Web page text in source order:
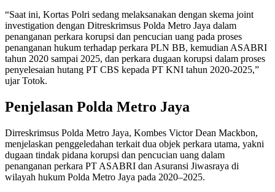
“Saat ini, Kortas Polri sedang melaksanakan dengan skema joint
investigation dengan Ditreskrimsus Polda Metro Jaya dalam
penanganan perkara korupsi dan pencucian uang pada proses
penanganan hukum terhadap perkara PLN BB, kemudian ASABRI
tahun 2020 sampai 2025, dan perkara dugaan korupsi dalam proses
penyelesaian hutang PT CBS kepada PT KNI tahun 2020-2025,”
ujar Totok.
Penjelasan Polda Metro Jaya
Dirreskrimsus Polda Metro Jaya, Kombes Victor Dean Mackbon,
menjelaskan penggeledahan terkait dua objek perkara utama, yakni
dugaan tindak pidana korupsi dan pencucian uang dalam
penanganan perkara PT ASABRI dan Asuransi Jiwasraya di
wilayah hukum Polda Metro Jaya pada 2020–2025.